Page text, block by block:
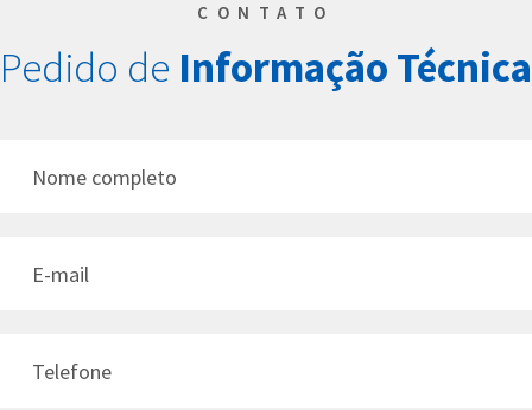
CONTATO
Pedido de Informação Técnica